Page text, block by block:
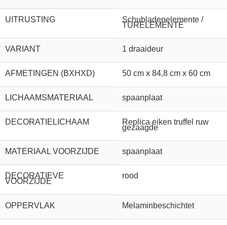
UITRUSTING Schubladenelemente /
TÜRELEMENTE
VARIANT 1 draaideur
AFMETINGEN (BXHXD) 50 cm x 84,8 cm x 60 cm
LICHAAMSMATERIAAL spaanplaat
DECORATIELICHAAM Replica eiken truffel ruw
gezaagde
MATERIAAL VOORZIJDE spaanplaat
DECORATIEVE
VOORZIJDE
rood
OPPERVLAK Melaminbeschichtet